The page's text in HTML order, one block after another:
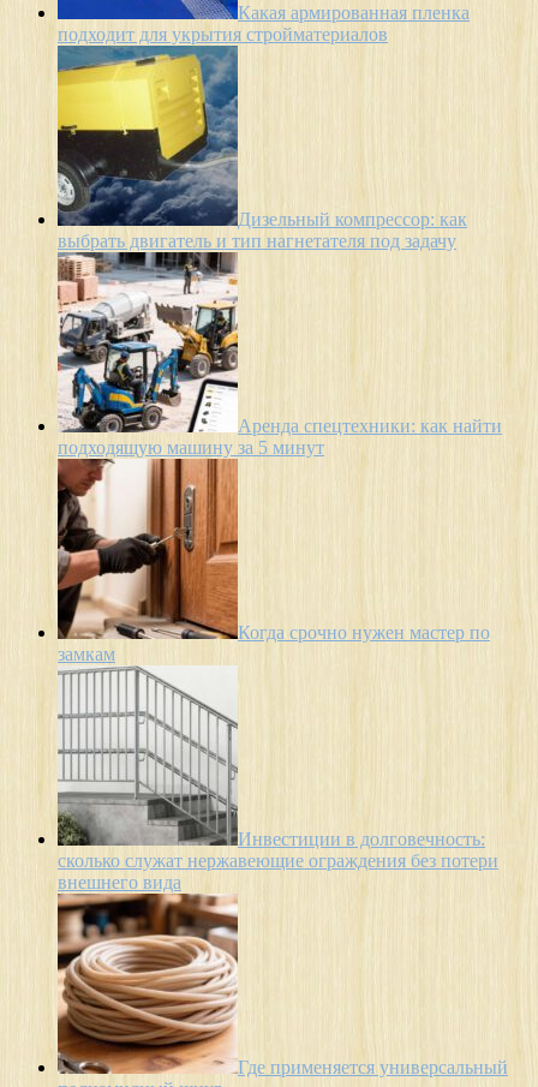
Какая армированная пленка
подходит для укрытия стройматериалов
Дизельный компрессор: как
выбрать двигатель и тип нагнетателя под задачу
Аренда спецтехники: как найти
подходящую машину за 5 минут
Когда срочно нужен мастер по
замкам
Инвестиции в долговечность:
сколько служат нержавеющие ограждения без потери
внешнего вида
Где применяется универсальный